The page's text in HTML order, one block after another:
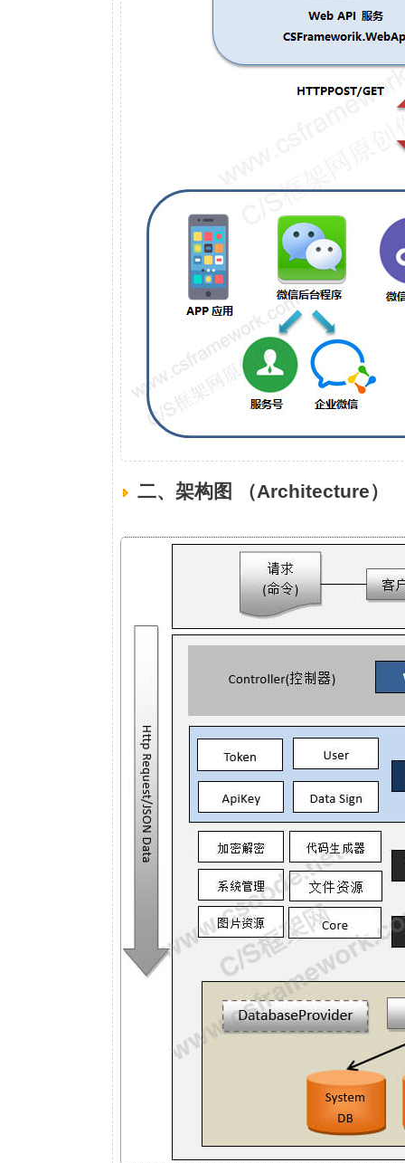
二、架构图 （Architecture）